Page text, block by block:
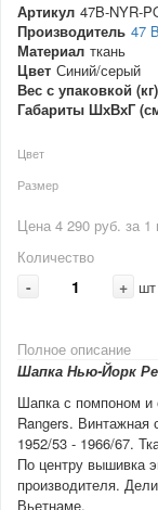
Артикул 47B-NYR-
Производитель 47
Материал ткань
Цвет Синий/серый
Вес с упаковкой (кг)
Габариты ШхВхГ
Цвет
Размер
Цена 4 290 руб. за 1
Количество
- + шт
Полное описание
Шапка Нью-Йорк
Шапка с помпоном и
Rangers. Винтажная
1952/53 - 1966/67.
По центру вышивка
производителя.
Вьетнаме.